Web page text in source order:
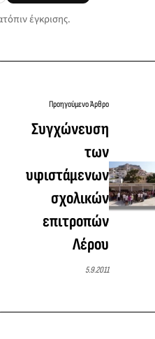
έγκρισης.
Προηγούμενο Άρθρο
Συγχώνευση
των
υφιστάμενων
σχολικών
επιτροπών
Λέρου
5.9.2011